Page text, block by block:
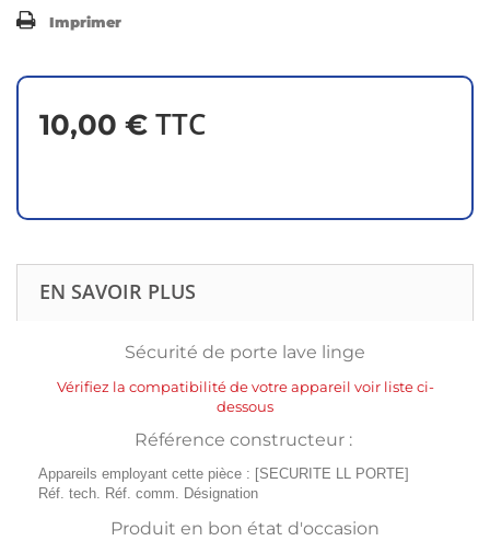
Imprimer
10,00 € TTC
EN SAVOIR PLUS
Sécurité de porte lave linge
Vérifiez la compatibilité de votre appareil voir liste ci-
dessous
Référence constructeur :
Appareils employant cette pièce : [SECURITE LL PORTE]
Réf. tech. Réf. comm. Désignation
Produit en bon état d'occasion